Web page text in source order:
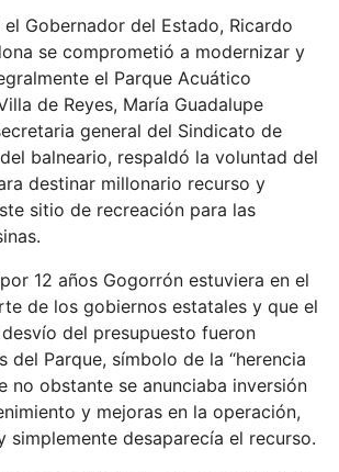
Gobernador del Estado, Ricardo
se comprometió a modernizar y
el Parque Acuático
de Reyes, María Guadalupe
general del Sindicato de
balneario, respaldó la voluntad del
destinar millonario recurso y
sitio de recreación para las
12 años Gogorrón estuviera en el
de los gobiernos estatales y que el
del presupuesto fueron
del Parque, símbolo de la “herencia
no obstante se anunciaba inversión
y mejoras en la operación,
simplemente desaparecía el recurso.